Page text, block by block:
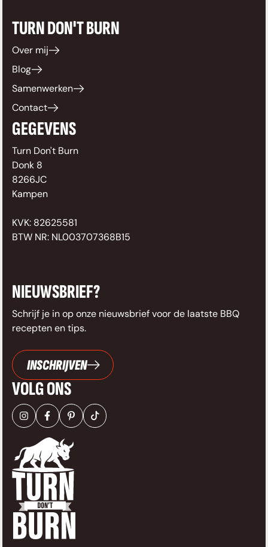
TURN DON'T BURN
Over mij
Blog
Samenwerken
Contact
GEGEVENS
Turn Don't Burn
Donk 8
8266JC
Kampen
KVK: 82625581
BTW NR: NL003707368B15
NIEUWSBRIEF?
Schrijf je in op onze nieuwsbrief voor de laatste BBQ
recepten en tips.
INSCHRIJVEN
VOLG ONS